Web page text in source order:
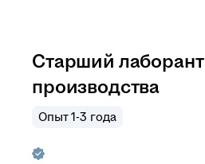
Старший лаборант
производства
Опыт 1-3 года